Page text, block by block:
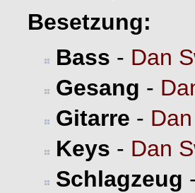
Besetzung:
Bass - Dan
Gesang -
Gitarre -
Keys - Dan
Schlagzeug